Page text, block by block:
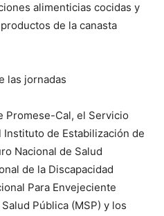
alimenticias cocidas y
de la canasta
las jornadas
Promese-Cal, el Servicio
Instituto de Estabilización de
Nacional de Salud
de la Discapacidad
Para Envejeciente
Pública (MSP) y los